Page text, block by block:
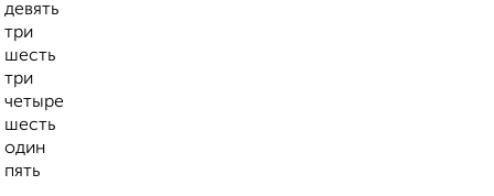
девять
три
шесть
три
четыре
шесть
один
пять